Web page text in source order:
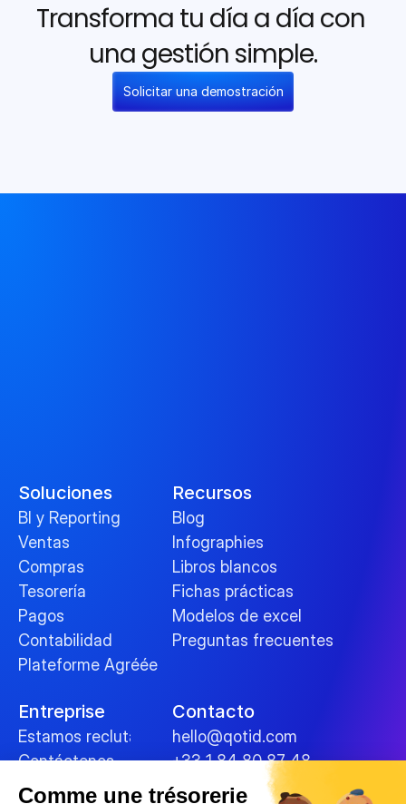
Comme une trésorerie
Transforma tu día a día con
una gestión simple.
Solicitar una demostración
Soluciones
BI y Reporting
Ventas
Compras
Tesorería
Pagos
Contabilidad
Plateforme Agréée
Recursos
Blog
Infographies
Libros blancos
Fichas prácticas
Modelos de excel
Preguntas frecuentes
Entreprise
Estamos reclutando
Contáctenos
Contacto
hello@qotid.com
+33 1 84 80 87 48